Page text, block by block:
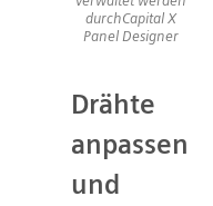
durchCapital X
Panel Designer
Drähte
anpassen
und